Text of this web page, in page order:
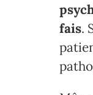
fais.